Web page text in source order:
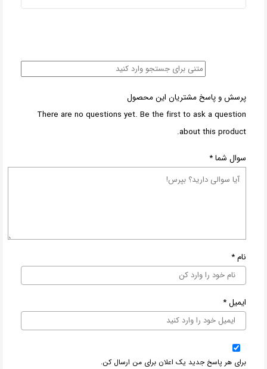
پرسش و پاسخ مشتریان این محصول
There are no questions yet. Be the first to ask a question
about this product.
سوال شما*
نام*
ایمیل*
برای هر پاسخ جدید یک اعلان برای من ارسال کن.